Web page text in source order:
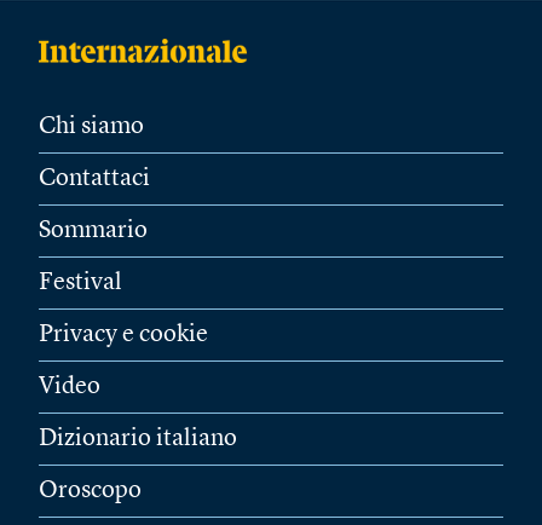
Chi siamo
Contattaci
Sommario
Festival
Privacy e cookie
Video
Dizionario italiano
Oroscopo